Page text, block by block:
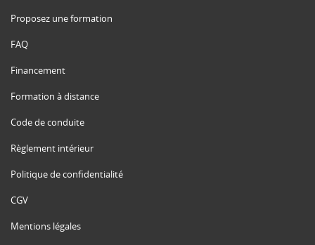
Proposez une formation
FAQ
Financement
Formation à distance
Code de conduite
Règlement intérieur
Politique de confidentialité
CGV
Mentions légales